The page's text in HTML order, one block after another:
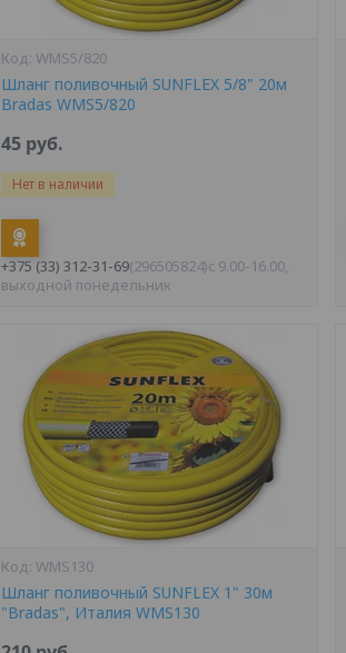
WMS5/820
Шланг поливочный SUNFLEX 5/8" 20м
Bradas WMS5/820
45 руб.
Нет в наличии
+375 (33) 312-31-69 296505824 c 9.00-16.00,
выходной понедельник
WMS130
Шланг поливочный SUNFLEX 1" 30м
"Bradas", Италия WMS130